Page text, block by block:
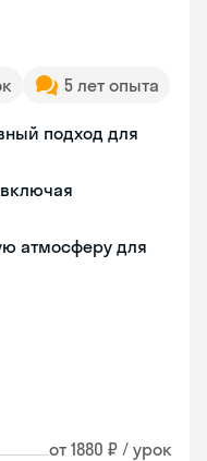
5 лет опыта
подход для
атмосферу для
от 1880 ₽ / урок